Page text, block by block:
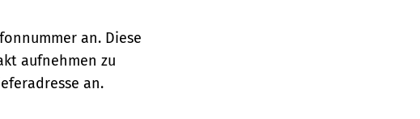
an. Diese
aufnehmen zu
an.